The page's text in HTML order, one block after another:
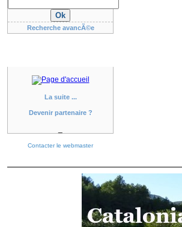
Recherche avancÃ©e
La suite ...
Devenir partenaire ?
Contacter le webmaster